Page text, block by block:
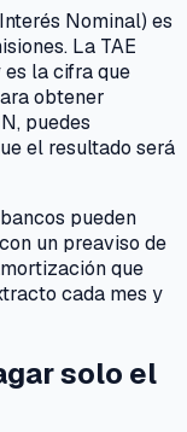
Nominal) es
La TAE
la cifra que
obtener
puedes
el resultado será
pueden
un preaviso de
que
cada mes y
solo el